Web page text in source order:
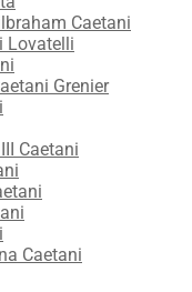
Caetani
Lovatelli
Grenier
Caetani
Caetani